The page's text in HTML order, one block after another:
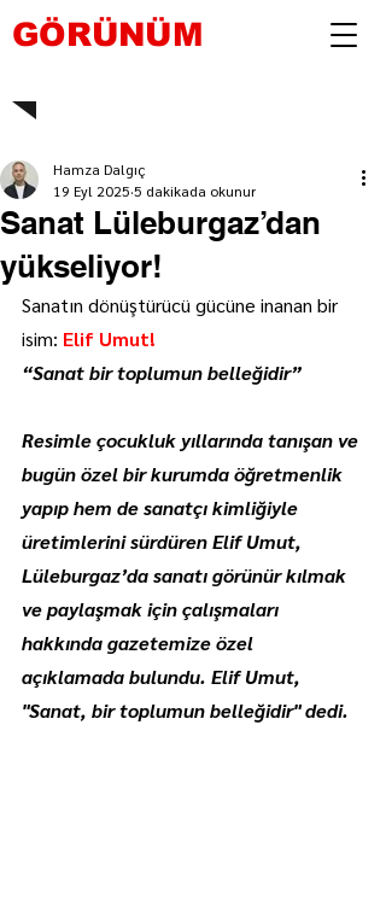
GÖRÜNÜM
Sanat Lüleburgaz’dan
yükseliyor!
Hamza Dalgıç
19 Eyl 2025 5 dakikada okunur
Sanatın dönüştürücü gücüne inanan bir
isim: Elif Umut!
“Sanat bir toplumun belleğidir”
Resimle çocukluk yıllarında tanışan ve
bugün özel bir kurumda öğretmenlik
yapıp hem de sanatçı kimliğiyle
üretimlerini sürdüren Elif Umut,
Lüleburgaz’da sanatı görünür kılmak
ve paylaşmak için çalışmaları
hakkında gazetemize özel
açıklamada bulundu. Elif Umut,
"Sanat, bir toplumun belleğidir" dedi.